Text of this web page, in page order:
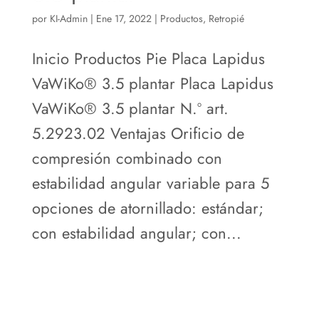
por KI-Admin| Ene 17, 2022| Productos, Retropié
Inicio Productos Pie Placa Lapidus
VaWiKo® 3.5 plantar Placa Lapidus
VaWiKo® 3.5 plantar N.º art.
5.2923.02 Ventajas Orificio de
compresión combinado con
estabilidad angular variable para 5
opciones de atornillado: estándar;
con estabilidad angular; con...